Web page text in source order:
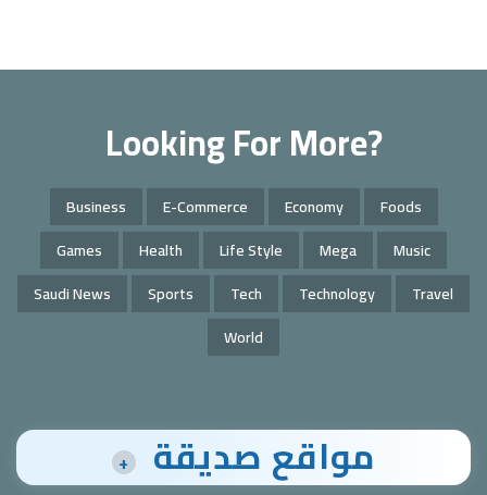
Looking For More?
Business E-Commerce Economy
Foods
Games
Health Life Style Mega
Music
Saudi News
Sports Tech Technology
Travel
World
مواقع صديقة +